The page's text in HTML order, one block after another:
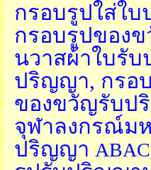
กรอบรูปใส่ใ
กรอบรูปของ
นวาสผ้าใบรั
ปริญญา, กรอ
ของขวัญรับป
จุฬาลงกรณ์ม
ปริญญา ABAC